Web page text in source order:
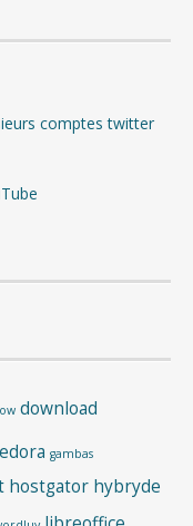
comptes twitter
download
gambas
hostgator hybryde